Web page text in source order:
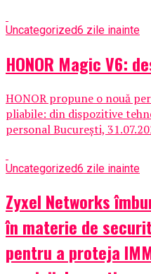
Uncategorized6 zile inainte
HONOR Magic V6:
HONOR propune o nouă
pliabile: din dispozitive
personal București,
Uncategorized6 zile inainte
Zyxel Networks
în materie de
pentru a proteja